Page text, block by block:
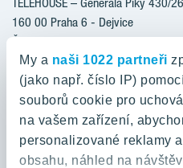
My a naši 1022 partneři
(jako např. číslo IP)
souborů cookie pro
na vašem zařízení,
personalizované reklamy
obsahu, náhled na
Blog
Kariéra
O nás
YIT PLUS
TOIVO Roztyly II
KALEVALA
VIRTA Kladno
KATTILA Kamýk
ROSALA
TELEHOUSE – Generála Píky 430/26
160 00 Praha 6 - Dejvice
Česká republika
800 200 666
domov@yit.cz
Telefon na centrální recepci: